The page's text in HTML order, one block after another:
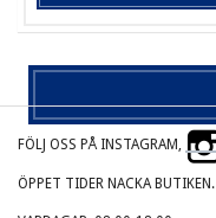
FÖLJ OSS PÅ INSTAGRAM,
ÖPPET TIDER NACKA BUTIKEN.